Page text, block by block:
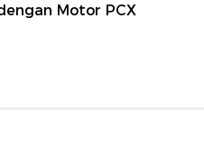
Motor PCX